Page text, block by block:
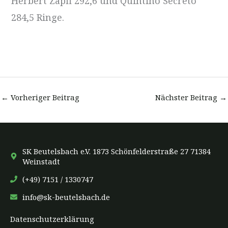
284,5 Ringe.
← Vorheriger Beitrag Nächster Beitrag →
SK Beutelsbach e.V. 1873 Schönfelderstraße 27 71384
Weinstadt
(+49) 7151 / 1330747
info@sk-beutelsbach.de
Datenschutzerklärung